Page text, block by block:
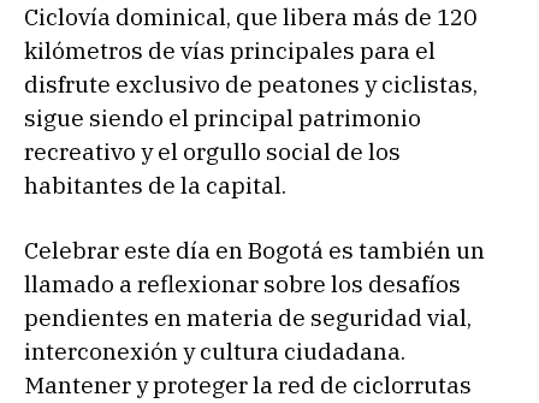
Ciclovía dominical, que libera más de 120
kilómetros de vías principales para el
disfrute exclusivo de peatones y ciclistas,
sigue siendo el principal patrimonio
recreativo y el orgullo social de los
habitantes de la capital.
Celebrar este día en Bogotá es también un
llamado a reflexionar sobre los desafíos
pendientes en materia de seguridad vial,
interconexión y cultura ciudadana.
Mantener y proteger la red de ciclorrutas